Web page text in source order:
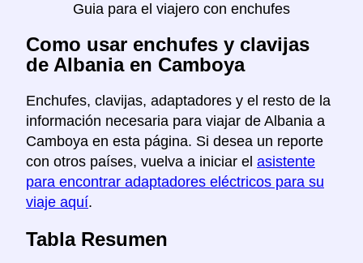
Guia para el viajero con enchufes
Como usar enchufes y clavijas
de Albania en Camboya
Enchufes, clavijas, adaptadores y el resto de la
información necesaria para viajar de Albania a
Camboya en esta página. Si desea un reporte
con otros países, vuelva a iniciar el asistente
para encontrar adaptadores eléctricos para su
viaje aquí.
Tabla Resumen